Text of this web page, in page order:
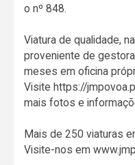
o nº 848.
Viatura de qualidade,
proveniente de
meses em oficina
Visite https://
mais fotos e
Mais de 250 viaturas
Visite-nos em